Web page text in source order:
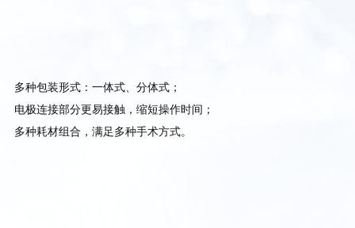
多种包装形式：一体式、分体式；
电极连接部分更易接触，缩短操作时间；
多种耗材组合，满足多种手术方式。